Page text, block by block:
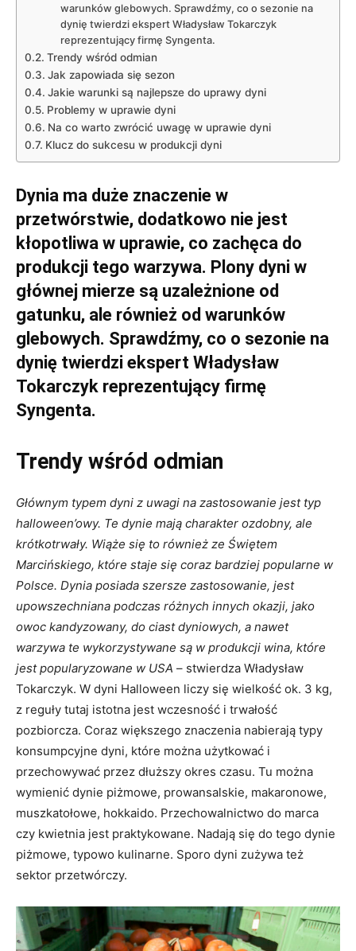
warunków glebowych. Sprawdźmy, co o sezonie na
dynię twierdzi ekspert Władysław Tokarczyk
reprezentujący firmę Syngenta.
Trendy wśród odmian
Jak zapowiada się sezon
Jakie warunki są najlepsze do uprawy dyni
Problemy w uprawie dyni
Na co warto zwrócić uwagę w uprawie dyni
Klucz do sukcesu w produkcji dyni
Dynia ma duże znaczenie w
przetwórstwie, dodatkowo nie jest
kłopotliwa w uprawie, co zachęca do
produkcji tego warzywa. Plony dyni w
głównej mierze są uzależnione od
gatunku, ale również od warunków
glebowych. Sprawdźmy, co o sezonie na
dynię twierdzi ekspert Władysław
Tokarczyk reprezentujący firmę
Syngenta.
Trendy wśród odmian
Głównym typem dyni z uwagi na zastosowanie jest typ
halloween’owy. Te dynie mają charakter ozdobny, ale
krótkotrwały. Wiąże się to również ze Świętem
Marcińskiego, które staje się coraz bardziej popularne w
Polsce. Dynia posiada szersze zastosowanie, jest
upowszechniana podczas różnych innych okazji, jako
owoc kandyzowany, do ciast dyniowych, a nawet
warzywa te wykorzystywane są w produkcji wina, które
jest popularyzowane w USA – stwierdza Władysław
Tokarczyk. W dyni Halloween liczy się wielkość ok. 3 kg,
z reguły tutaj istotna jest wczesność i trwałość
pozbiorcza. Coraz większego znaczenia nabierają typy
konsumpcyjne dyni, które można użytkować i
przechowywać przez dłuższy okres czasu. Tu można
wymienić dynie piżmowe, prowansalskie, makaronowe,
muszkatołowe, hokkaido. Przechowalnictwo do marca
czy kwietnia jest praktykowane. Nadają się do tego dynie
piżmowe, typowo kulinarne. Sporo dyni zużywa też
sektor przetwórczy.